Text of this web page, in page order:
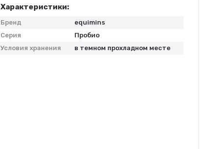
Характеристики:
Бренд
equimins
Серия
Пробио
Условия хранения
в темном прохладном месте